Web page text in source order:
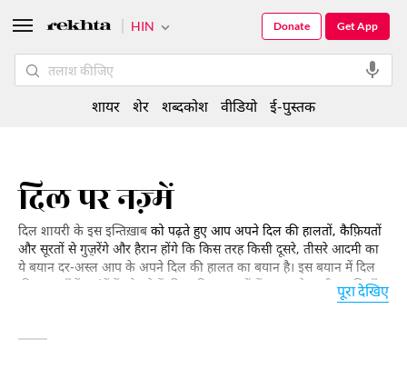
दिल पर नज़्में
दिल शायरी के इस इन्तिख़ाब को पढ़ते हुए आप अपने दिल की हालतों, कैफ़ियतों
और सूरतों से गुज़़रेंगे और हैरान होंगे कि किस तरह किसी दूसरे, तीसरे आदमी का
ये बयान दर-अस्ल आप के अपने दिल की हालत का बयान है। इस बयान में दिल
की आरज़ुएँ हैं, उमंगें हैं, हौसले हैं, दिल की गहराइयों में जम जाने वाली उदासियाँ
हैं, महरूमियाँ हैं, दिल की तबाह-हाली है, वस्ल की आस है, हिज्र का दुख है।
पूरा देखिए
HIN Get App
Donate
शायर शेर शब्दकोश वीडियो ई-पुस्तक